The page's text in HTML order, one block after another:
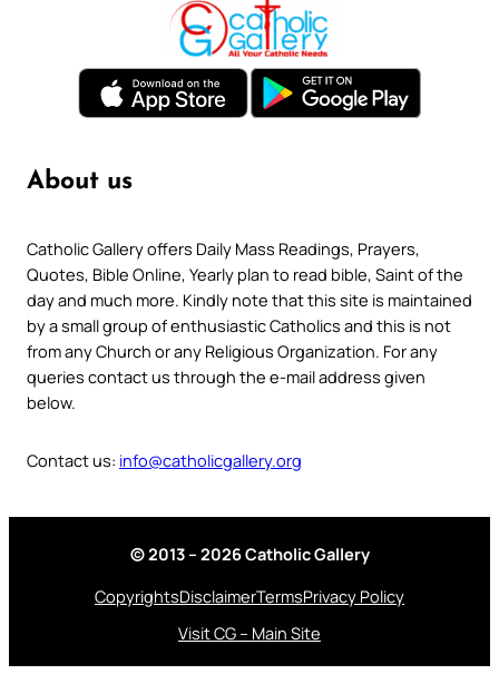
About us
Catholic Gallery offers Daily Mass Readings, Prayers,
Quotes, Bible Online, Yearly plan to read bible, Saint of the
day and much more. Kindly note that this site is maintained
by a small group of enthusiastic Catholics and this is not
from any Church or any Religious Organization. For any
queries contact us through the e-mail address given
below.
Contact us: info@catholicgallery.org
© 2013 – 2026 Catholic Gallery
CopyrightsDisclaimerTermsPrivacy Policy
Visit CG – Main Site